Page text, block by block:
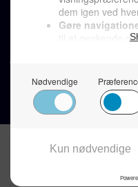
Støt Den Korte Avis >
Send et læserbrev >
Privatlivspolitik >